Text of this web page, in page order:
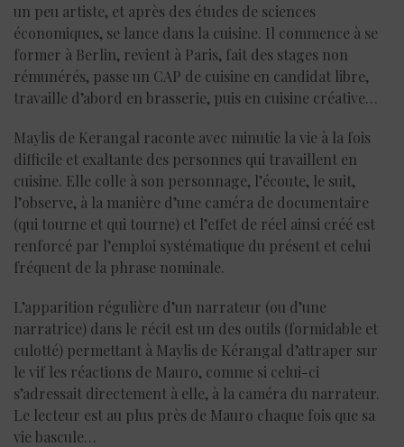
un peu artiste, et après des études de sciences
économiques, se lance dans la cuisine. Il commence à se
former à Berlin, revient à Paris, fait des stages non
rémunérés, passe un CAP de cuisine en candidat libre,
travaille d’abord en brasserie, puis en cuisine créative…
Maylis de Kerangal raconte avec minutie la vie à la fois
difficile et exaltante des personnes qui travaillent en
cuisine. Elle colle à son personnage, l’écoute, le suit,
l’observe, à la manière d’une caméra de documentaire
(qui tourne et qui tourne) et l’effet de réel ainsi créé est
renforcé par l’emploi systématique du présent et celui
fréquent de la phrase nominale.
L’apparition régulière d’un narrateur (ou d’une
narratrice) dans le récit est un des outils (formidable et
culotté) permettant à Maylis de Kérangal d’attraper sur
le vif les réactions de Mauro, comme si celui-ci
s’adressait directement à elle, à la caméra du narrateur.
Le lecteur est au plus près de Mauro chaque fois que sa
vie bascule…